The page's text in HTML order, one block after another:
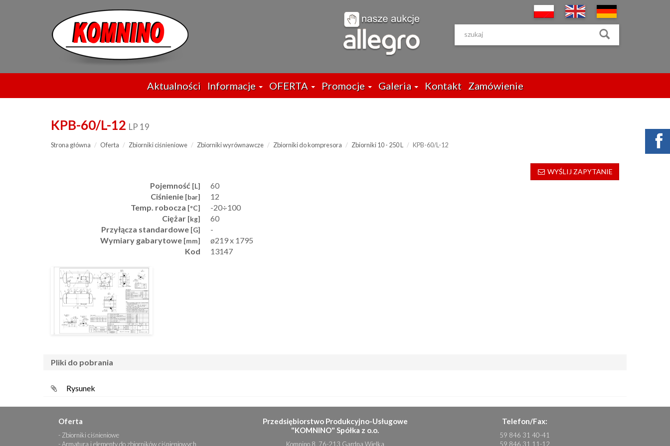
Aktualności Informacje OFERTA Promocje Galeria Kontakt Zamówienie
KPB-60/L-12 LP 19
Strona główna Oferta Zbiorniki ciśnieniowe Zbiorniki wyrównawcze Zbiorniki do kompresora Zbiorniki 10 - 250 L KPB-60/L-12
WYŚLIJ ZAPYTANIE
Pojemność [L]
60
Ciśnienie [bar]
12
Temp. robocza [°C]
-20÷100
Ciężar [kg]
60
Przyłącza standardowe [G]
-
Wymiary gabarytowe [mm]
ø219 x 1795
Kod
13147
pliki do pobrania
Rysunek
Oferta
Zbiorniki ciśnieniowe
Armatura i elementy do zbiorników ciśnieniowych
Przedsiębiorstwo Produkcyjno-Usługowe
"KOMNINO" Spółka z o.o.
Komnino 8, 76-213 Gardna Wielka
Telefon/Fax:
59 846 31 40-41
59 846 31 11-12